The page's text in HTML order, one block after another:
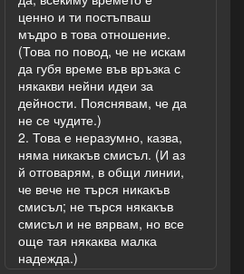
ценно и ти постъпваш
мъдро в това отношение.
(Това по повод, че не искам
да губя време във връзка с
някакви нейни идеи за
дейности. Пояснявам, че да
не се чудите.)
2. Това е неразумно, казва,
няма никакъв смисъл. (И аз
й отговарям, в общи линии,
че вече не търся никакъв
смисъл; не търся някакъв
смисъл и не вярвам, но все
още тая някаква малка
надежда.)